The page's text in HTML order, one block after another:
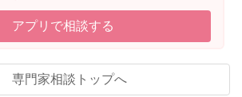
アプリで相談する
専門家相談トップへ